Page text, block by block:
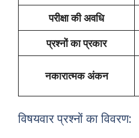
परीक्षा की अवधि
प्रश्नों का प्रकार
नकारात्मक अंकन
विषयवार प्रश्नों का विवरण: